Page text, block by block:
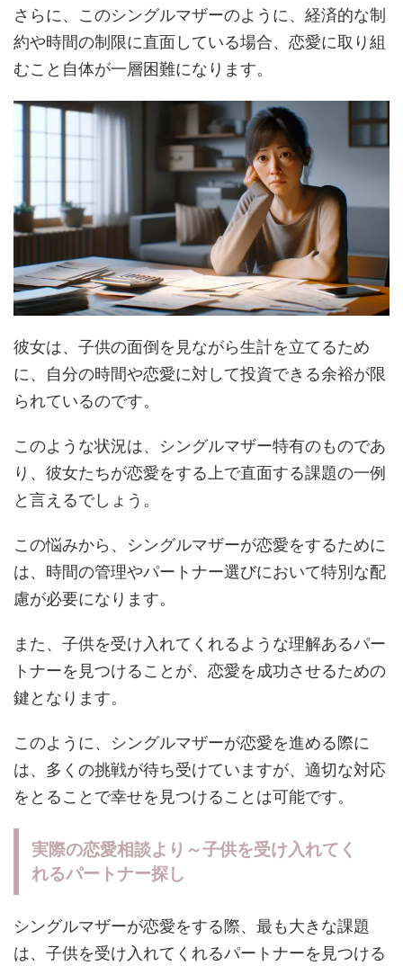
さらに、このシングルマザーのように、経済的な制
約や時間の制限に直面している場合、恋愛に取り組
むこと自体が一層困難になります。
彼女は、子供の面倒を見ながら生計を立てるため
に、自分の時間や恋愛に対して投資できる余裕が限
られているのです。
このような状況は、シングルマザー特有のものであ
り、彼女たちが恋愛をする上で直面する課題の一例
と言えるでしょう。
この悩みから、シングルマザーが恋愛をするために
は、時間の管理やパートナー選びにおいて特別な配
慮が必要になります。
また、子供を受け入れてくれるような理解あるパー
トナーを見つけることが、恋愛を成功させるための
鍵となります。
このように、シングルマザーが恋愛を進める際に
は、多くの挑戦が待ち受けていますが、適切な対応
をとることで幸せを見つけることは可能です。
実際の恋愛相談より～子供を受け入れてく
れるパートナー探し
シングルマザーが恋愛をする際、最も大きな課題
は、子供を受け入れてくれるパートナーを見つける